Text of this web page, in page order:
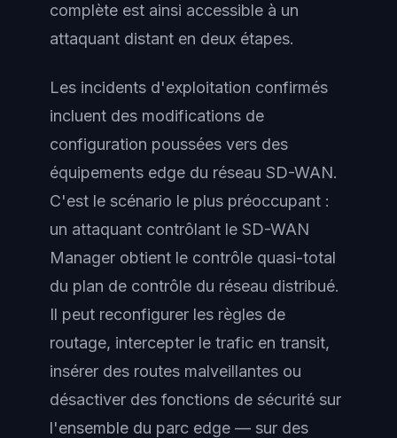
complète est ainsi accessible à un
attaquant distant en deux étapes.
Les incidents d'exploitation confirmés
incluent des modifications de
configuration poussées vers des
équipements edge du réseau SD-WAN.
C'est le scénario le plus préoccupant :
un attaquant contrôlant le SD-WAN
Manager obtient le contrôle quasi-total
du plan de contrôle du réseau distribué.
Il peut reconfigurer les règles de
routage, intercepter le trafic en transit,
insérer des routes malveillantes ou
désactiver des fonctions de sécurité sur
l'ensemble du parc edge — sur des